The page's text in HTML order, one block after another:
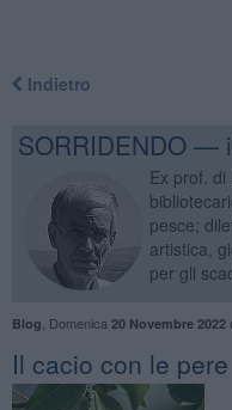
Indietro
SORRIDENDO —
Ex prof. di
pesce;
artistica,
per gli
Blog Domenica 20 Novembre 2022
Il cacio con le pere